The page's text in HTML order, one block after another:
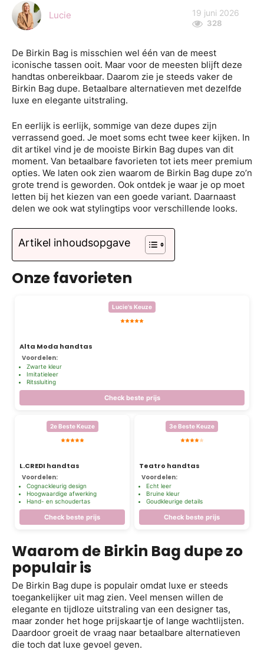
Lucie 19 juni 2026
328
De Birkin Bag is misschien wel één van de meest
iconische tassen ooit. Maar voor de meesten blijft deze
handtas onbereikbaar. Daarom zie je steeds vaker de
Birkin Bag dupe. Betaalbare alternatieven met dezelfde
luxe en elegante uitstraling.
En eerlijk is eerlijk, sommige van deze dupes zijn
verrassend goed. Je moet soms echt twee keer kijken. In
dit artikel vind je de mooiste Birkin Bag dupes van dit
moment. Van betaalbare favorieten tot iets meer premium
opties. We laten ook zien waarom de Birkin Bag dupe zo’n
grote trend is geworden. Ook ontdek je waar je op moet
letten bij het kiezen van een goede variant. Daarnaast
delen we ook wat stylingtips voor verschillende looks.
Artikel inhoudsopgave
Onze favorieten
Lucie's Keuze
Alta Moda handtas
Voordelen:
Zwarte kleur
Imitatieleer
Ritssluiting
Check beste prijs
2e Beste Keuze
L.CREDI handtas
Voordelen:
Cognackleurig design
Hoogwaardige afwerking
Hand- en schoudertas
Check beste prijs
3e Beste Keuze
Teatro handtas
Voordelen:
Echt leer
Bruine kleur
Goudkleurige details
Check beste prijs
Waarom de Birkin Bag dupe zo
populair is
De Birkin Bag dupe is populair omdat luxe er steeds
toegankelijker uit mag zien. Veel mensen willen de
elegante en tijdloze uitstraling van een designer tas,
maar zonder het hoge prijskaartje of lange wachtlijsten.
Daardoor groeit de vraag naar betaalbare alternatieven
die toch dat luxe gevoel geven.